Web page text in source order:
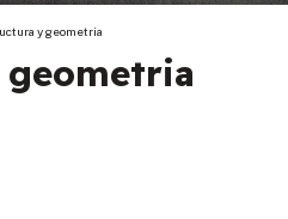
y geometria